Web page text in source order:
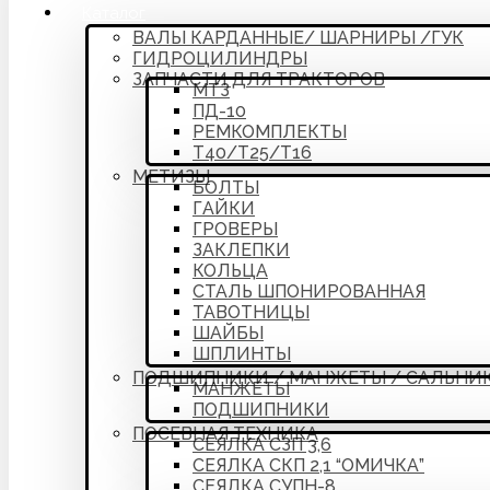
ВАЛЫ КАРДАННЫЕ/ ШАРНИРЫ /ГУК
ГИДРОЦИЛИНДРЫ
ЗАПЧАСТИ ДЛЯ ТРАКТОРОВ
МТЗ
ПД-10
РЕМКОМПЛЕКТЫ
Т40/Т25/Т16
МЕТИЗЫ
БОЛТЫ
ГАЙКИ
ГРОВЕРЫ
ЗАКЛЕПКИ
КОЛЬЦА
СТАЛЬ ШПОНИРОВАННАЯ
ТАВОТНИЦЫ
ШАЙБЫ
ШПЛИНТЫ
ПОДШИПНИКИ / МАНЖЕТЫ /
МАНЖЕТЫ
ПОДШИПНИКИ
ПОСЕВНАЯ ТЕХНИКА
СЕЯЛКА СЗП 3,6
СЕЯЛКА СКП 2,1 “ОМИЧКА”